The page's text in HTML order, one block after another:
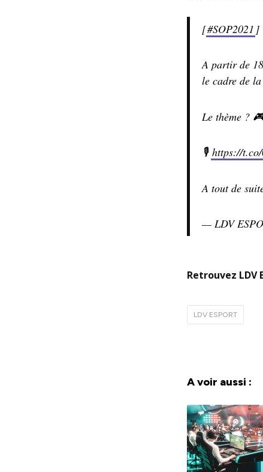
[#SOP2021 ]
A partir de
le cadre de
Le thème ?
🎙 https://
A tout de
— LDV
Retrouvez LDV
LDV ESPORT
A voir aussi :